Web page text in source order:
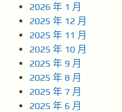
2026 年 1 月
2025 年 12 月
2025 年 11 月
2025 年 10 月
2025 年 9 月
2025 年 8 月
2025 年 7 月
2025 年 6 月